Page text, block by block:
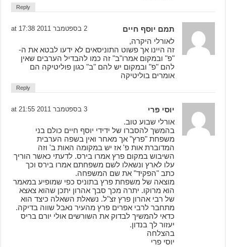
Reply
תמם יוסף חיים 2 בספטמבר 2011 at 17:38
לאורלי היקרה,
זה היינו אך פשוט התוניסאים לא ידעו לבטא את ה-
"פ" ובמקום אמרו"ב" זה כמו להבדיל הערבים שאין
להם "פ" ובמקום יש להם "ב" כגון פוליטיקה הם
אומרים בוליטיקה
Reply
יוסי פרי 3 בספטמבר 2011 at 21:55
אורלי שבוע טוב.
בהמשך להסברו של ידידי יוסף חיים כולם בני
משפחת "פרץ" אך מאחר ואין בשפה הערבית
המדוברת אות פ' אז יש במקומה האות ב' וזה
השיבוש במקום פרץ אמרו בירס. לדעתי כאשר הוריך
עלו לארץ ונשאלו לשם משפחתם אמרו בירס וכך
כתב "הפקיד" את שם המשפחה.
מוצאה של משפחת פרץ בתוניס כפי שמופיע במאמר
הוא מרוקו. יתרה מכך סבך אהרון יתכן שהוא צאצא
של רבי אהרון פרץ זצ"ל. נשאלת השאלה כיצד הוא
מתחבר לרבי אפרים פרץ מהעיר נאבל שווה בדיקה.
כדאי להמשיך לבדוק את השורשים אולי יורם בריס
יעזור לך בנדון.
בהצלחה
יוסי פרי